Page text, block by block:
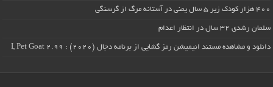
۴۰۰ هزار کودک زیر ۵ سال یمنی در آستانه مرگ از گرسنگی
سلمان رشدی ۳۲ سال در انتظار اعدام
دانلود و مشاهده مستند انیمیشن رمز گشایی از برنامه دجال (۲۰۲۰) : I, Pet Goat 2.99